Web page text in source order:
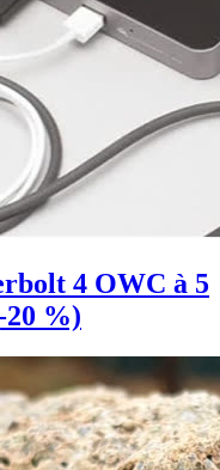
4 OWC à 5
20 %)